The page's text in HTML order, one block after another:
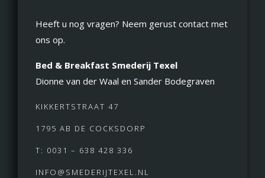
Heeft u nog vragen? Neem gerust contact met
ons op.
Bed & Breakfast Smederij Texel
Dionne van der Waal en Sander Bodegraven
KIKKERTSTRAAT 47
1795 AB DE COCKSDORP
T: 0031 – 638 428 336
INFO@SMEDERIJTEXEL.NL